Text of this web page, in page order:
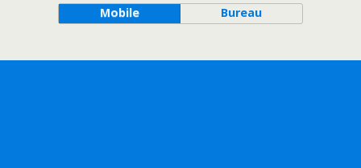
Mobile Bureau